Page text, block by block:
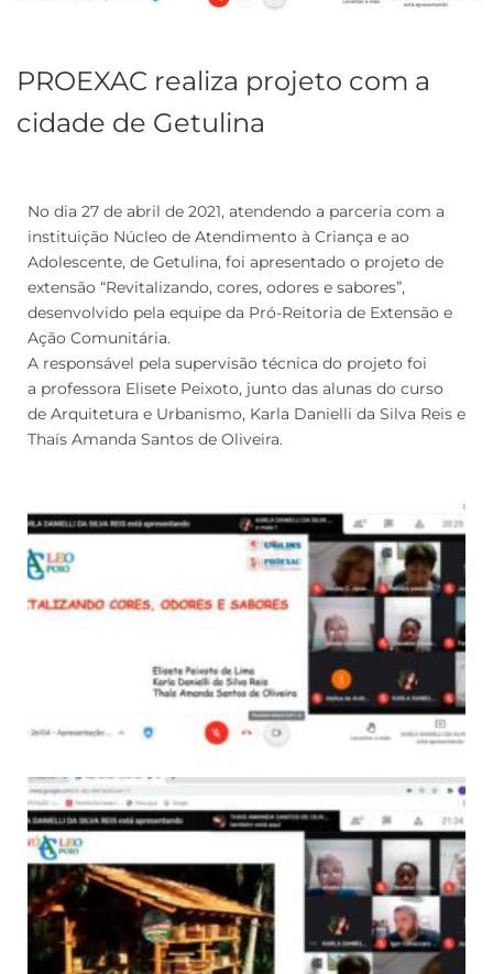
PROEXAC realiza projeto com a
cidade de Getulina
No dia 27 de abril de 2021, atendendo a parceria com a
instituição Núcleo de Atendimento à Criança e ao
Adolescente, de Getulina, foi apresentado o projeto de
extensão “Revitalizando, cores, odores e sabores”,
desenvolvido pela equipe da Pró-Reitoria de Extensão e
Ação Comunitária.
A responsável pela supervisão técnica do projeto foi
a professora Elisete Peixoto, junto das alunas do curso
de Arquitetura e Urbanismo, Karla Danielli da Silva Reis e
Thaís Amanda Santos de Oliveira.